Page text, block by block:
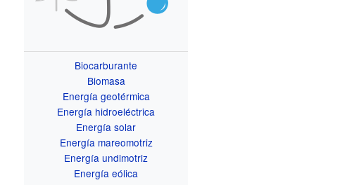
Biocarburante
Biomasa
Energía geotérmica
Energía hidroeléctrica
Energía solar
Energía mareomotriz
Energía undimotriz
Energía eólica